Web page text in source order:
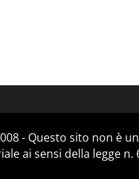
- Questo sito non è
ai sensi della legge n.